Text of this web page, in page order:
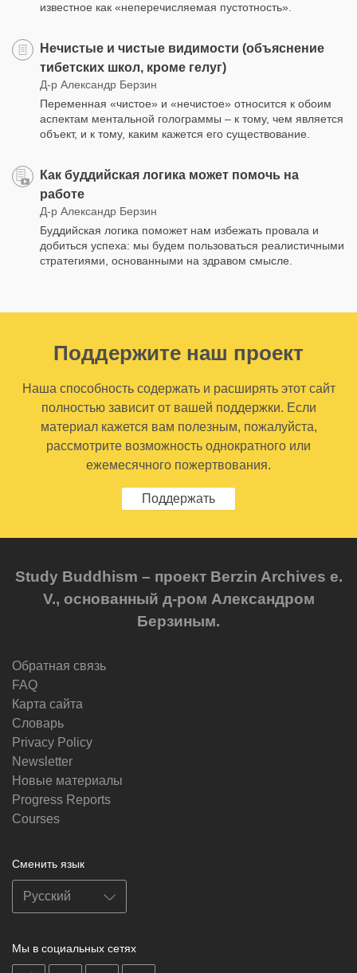
известное как «неперечисляемая пустотность».
Нечистые и чистые видимости (объяснение
тибетских школ, кроме гелуг)
Д-р Александр Берзин
Переменная «чистое» и «нечистое» относится к обоим
аспектам ментальной голограммы – к тому, чем является
объект, и к тому, каким кажется его существование.
Как буддийская логика может помочь на
работе
Д-р Александр Берзин
Буддийская логика поможет нам избежать провала и
добиться успеха: мы будем пользоваться реалистичными
стратегиями, основанными на здравом смысле.
Поддержите наш проект
Наша способность содержать и расширять этот сайт
полностью зависит от вашей поддержки. Если
материал кажется вам полезным, пожалуйста,
рассмотрите возможность однократного или
ежемесячного пожертвования.
Поддержать
Study Buddhism – проект Berzin Archives e.
V., основанный д-ром Александром
Берзиным.
Обратная связь
FAQ
Карта сайта
Словарь
Privacy Policy
Newsletter
Новые материалы
Progress Reports
Courses
Сменить язык
Мы в социальных сетях